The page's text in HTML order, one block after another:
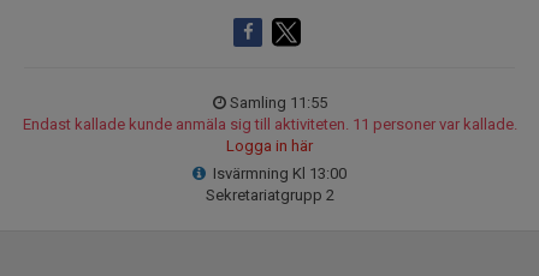
Samling 11:55
Endast kallade kunde anmäla sig till aktiviteten. 11 personer var kallade.
Logga in här
Isvärmning Kl 13:00
Sekretariatgrupp 2